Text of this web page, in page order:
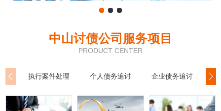
中山讨债公司服务项目
PRODUCT CENTER
执行案件处理 个人债务追讨 企业债务追讨